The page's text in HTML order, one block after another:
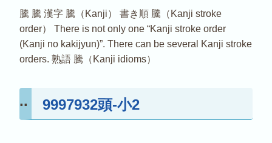
騰 騰 漢字 騰（Kanji） 書き順 騰（Kanji stroke
order） There is not only one “Kanji stroke order
(Kanji no kakijyun)”. There can be several Kanji stroke
orders. 熟語 騰（Kanji idioms）
9997932頭-小2